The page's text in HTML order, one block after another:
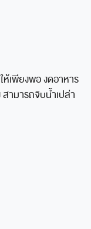
เพียงพอ งดอาหาร
ามารถจิบน้ำเปล่า